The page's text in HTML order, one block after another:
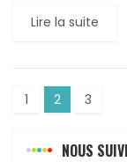
Lire la suite
1 2 3
NOUS